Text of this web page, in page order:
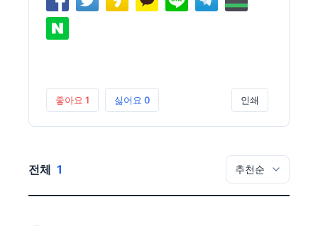
좋아요 1 싫어요 0 인쇄
전체 1